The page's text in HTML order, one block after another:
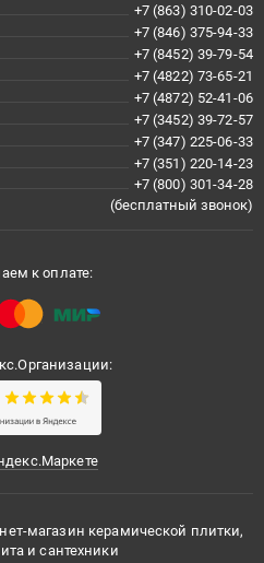
+7 (863) 310-02-03
+7 (846) 375-94-33
+7 (8452) 39-79-54
+7 (4822) 73-65-21
+7 (4872) 52-41-06
+7 (3452) 39-72-57
+7 (347) 225-06-33
+7 (351) 220-14-23
+7 (800) 301-34-28
(бесплатный звонок)
к оплате:
магазин керамической плитки,
и сантехники